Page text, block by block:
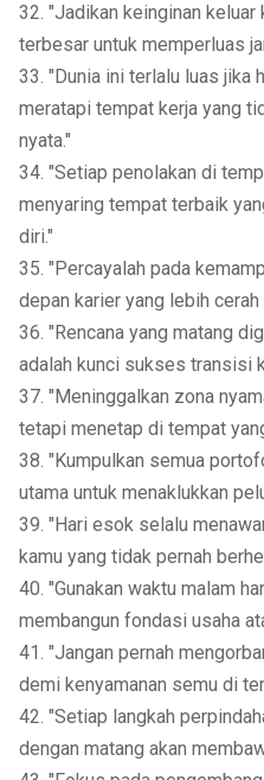
32. "Jadikan keinginan
terbesar untuk memperluas
33. "Dunia ini terlalu luas jika
meratapi tempat kerja yang
nyata."
34. "Setiap penolakan di
menyaring tempat terbaik
diri."
35. "Percayalah pada
depan karier yang lebih
36. "Rencana yang matang
adalah kunci sukses transisi
37. "Meninggalkan zona
tetapi menetap di tempat
38. "Kumpulkan semua
utama untuk menaklukkan
39. "Hari esok selalu
kamu yang tidak pernah
40. "Gunakan waktu malam
membangun fondasi usaha
41. "Jangan pernah
demi kenyamanan semu di
42. "Setiap langkah
dengan matang akan